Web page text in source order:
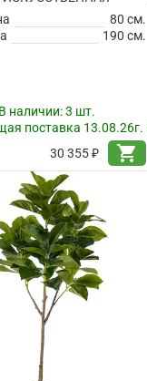
80 см.
190 см.
наличии:3 шт.
поставка 13.08.26г.
30 355 ₽
shopping_cart